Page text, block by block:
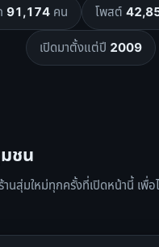
91,174คน โพสต์
เปิดมาตั้งแต่ปี 2009
ชน
นสุ่มใหม่ทุกครั้งที่เปิดหน้านี้ เพื่อไ